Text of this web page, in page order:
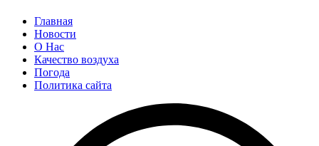
Главная
Новости
О Нас
Качество воздуха
Погода
Политика сайта